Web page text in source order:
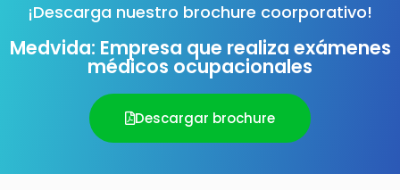
¡Descarga nuestro brochure coorporativo!
Medvida: Empresa que realiza exámenes
médicos ocupacionales
Descargar brochure